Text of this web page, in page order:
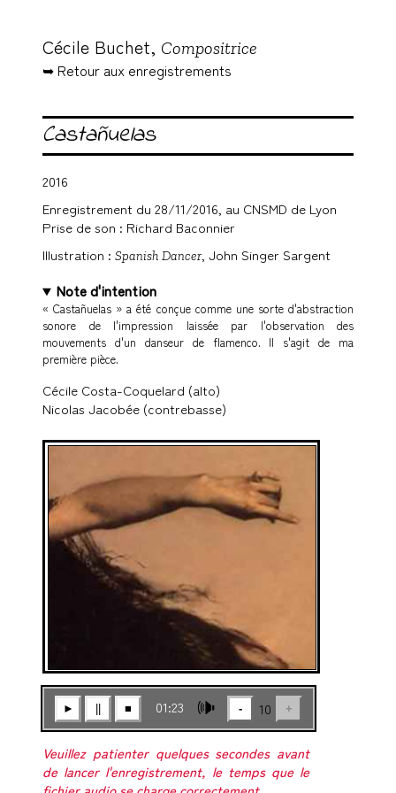
Cécile Buchet, Compositrice
➥ Retour aux enregistrements
Castañuelas
2016
Enregistrement du 28/11/2016, au CNSMD de Lyon
Prise de son : Richard Baconnier
Illustration : Spanish Dancer, John Singer Sargent
Note d'intention
« Castañuelas » a été conçue comme une sorte d'abstraction
sonore de l'impression laissée par l'observation des
mouvements d'un danseur de flamenco. Il s'agit de ma
première pièce.
► ■ 01:23 🕪 - 10 +
Cécile Costa-Coquelard (alto)
Nicolas Jacobée (contrebasse)
Veuillez patienter quelques secondes avant
de lancer l'enregistrement, le temps que le